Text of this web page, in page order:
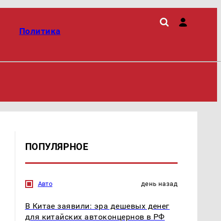
Политика
ПОПУЛЯРНОЕ
Авто день назад
В Китае заявили: эра дешевых денег
для китайских автоконцернов в РФ